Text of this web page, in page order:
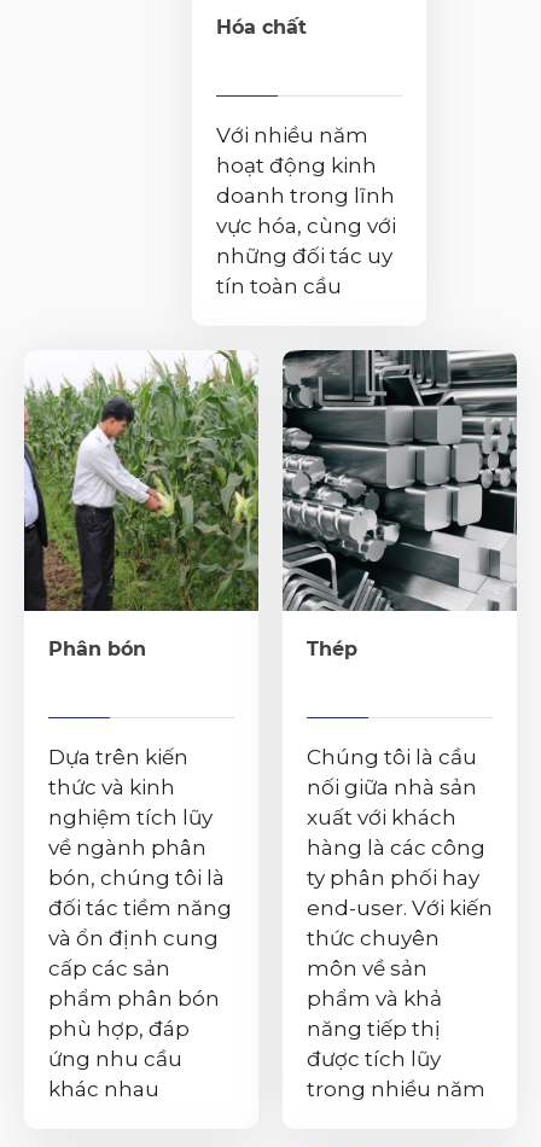
Hóa chất
Với nhiều năm
hoạt động kinh
doanh trong lĩnh
vực hóa, cùng với
những đối tác uy
tín toàn cầu
Phân bón
Dựa trên kiến
thức và kinh
nghiệm tích lũy
về ngành phân
bón, chúng tôi là
đối tác tiềm năng
và ổn định cung
cấp các sản
phẩm phân bón
phù hợp, đáp
ứng nhu cầu
khác nhau
Thép
Chúng tôi là cầu
nối giữa nhà sản
xuất với khách
hàng là các công
ty phân phối hay
end-user. Với kiến
thức chuyên
môn về sản
phẩm và khả
năng tiếp thị
được tích lũy
trong nhiều năm